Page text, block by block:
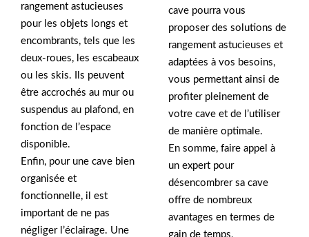
rangement astucieuses
pour les objets longs et
encombrants, tels que les
deux-roues, les escabeaux
ou les skis. Ils peuvent
être accrochés au mur ou
suspendus au plafond, en
fonction de l’espace
disponible.
Enfin, pour une cave bien
organisée et
fonctionnelle, il est
important de ne pas
négliger l’éclairage. Une
cave pourra vous
proposer des solutions de
rangement astucieuses et
adaptées à vos besoins,
vous permettant ainsi de
profiter pleinement de
votre cave et de l’utiliser
de manière optimale.
En somme, faire appel à
un expert pour
désencombrer sa cave
offre de nombreux
avantages en termes de
gain de temps,